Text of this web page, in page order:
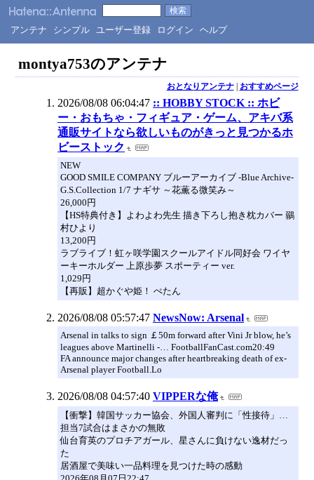
アンテナ シンプル ユーザー登録 ログイン ヘルプ
montya753のアンテナ
おとなりアンテナ| おすすめページ
2026/08/08 06:04:47 :: HOBBY STOCK :: ホビ
ー・おもちゃ・フィギュア・ゲーム、アキバ系
通販サイトなら欲しいものがきっと見つかるホ
ビーストック
NEW
GOOD SMILE COMPANY ブルーアーカイブ -Blue Archive-
G.S.Collection 1/7 ナギサ ～花薫る微笑み～
26,000円
【HS特典付き】よわよわ先生 描き下ろし抱き枕カバー 鶸
村ひより
13,200円
ラブライブ！虹ヶ咲学園スクールアイドル同好会 ワイヤ
ーキーホルダー 上原歩夢 スポーティー ver.
1,029円
【再販】超かぐや姫！ ぺたん
2026/08/08 05:57:47 NewsNow: Arsenal
Arsenal in talks to sign ￡50m forward after Vini Jr blow, he’s
leagues above Martinelli -… FootballFanCast.com20:49
FA announce major changes after heartbreaking death of ex-
Arsenal player Football.Lo
2026/08/08 04:57:40 VIPPERな俺
【衝撃】韓国サッカー協会、外国人審判に「性接待」…
担当7試合はまさかの無敗
仙台育英のプロチアガール、星さんに負けない逸材だっ
た
居酒屋で美味い一品料理を見つけた時の感動